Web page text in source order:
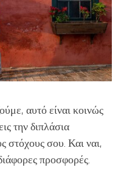
αυτό είναι κοινώς
την διπλάσια
στόχους σου. Και ναι,
προσφορές.